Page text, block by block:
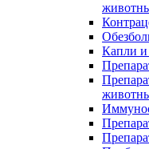
Капли и